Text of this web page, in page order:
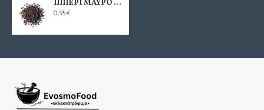
ΠΙΠΕΡΙ ΜΑΥΡΟ ΟΛΟΚΛΗΡΟ 50γρ.
0,95€